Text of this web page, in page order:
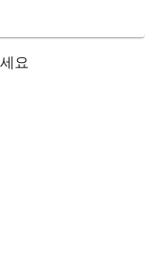
요